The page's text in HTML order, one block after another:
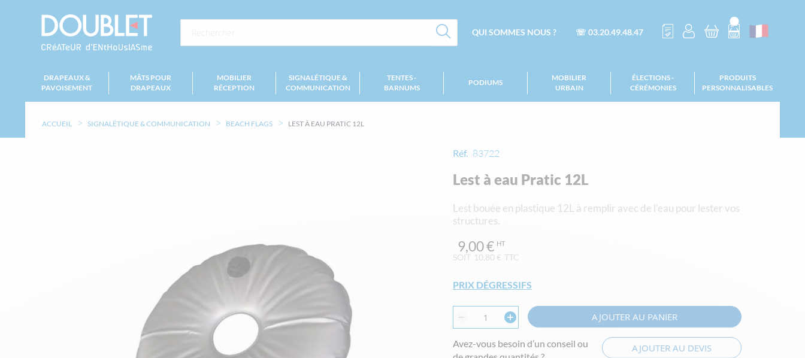
QUI SOMMES NOUS ? ☏ 03.20.49.48.47
DRAPEAUX &
PAVOISEMENT
MÂTS POUR
DRAPEAUX
MOBILIER
RÉCEPTION
SIGNALÉTIQUE &
COMMUNICATION
TENTES -
BARNUMS
PODIUMS
MOBILIER
URBAIN
ÉLECTIONS -
CÉRÉMONIES
PRODUITS
PERSONNALISABLES
ACCUEIL SIGNALÉTIQUE & COMMUNICATION BEACH FLAGS LEST À EAU PRATIC 12L
Réf. 83722
Lest à eau Pratic 12L
Lest bouée en plastique 12L à remplir avec de l'eau pour lester vos
structures.
SOIT 10,80 € TTC
9,00 €
PRIX DÉGRESSIFS
AJOUTER AU PANIER
Avez-vous besoin d’un conseil ou
AJOUTER AU DEVIS